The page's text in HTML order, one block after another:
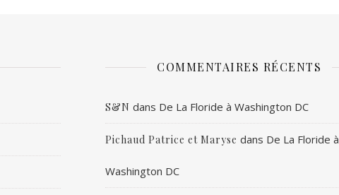
COMMENTAIRES RÉCENTS
S&N dans De La Floride à Washington DC
Pichaud Patrice et Maryse dans De La Floride à
Washington DC